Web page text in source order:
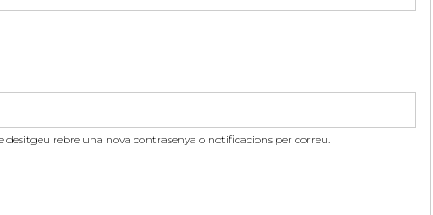
rebre una nova contrasenya o notificacions per correu.